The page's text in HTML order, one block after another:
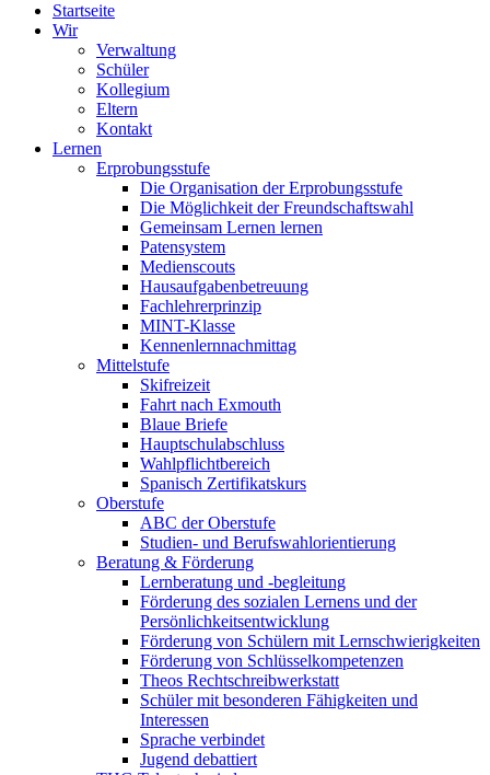
Startseite
Wir
Verwaltung
Schüler
Kollegium
Eltern
Kontakt
Lernen
Erprobungsstufe
Die Organisation der Erprobungsstufe
Die Möglichkeit der Freundschaftswahl
Gemeinsam Lernen lernen
Patensystem
Medienscouts
Hausaufgabenbetreuung
Fachlehrerprinzip
MINT-Klasse
Kennenlernnachmittag
Mittelstufe
Skifreizeit
Fahrt nach Exmouth
Blaue Briefe
Hauptschulabschluss
Wahlpflichtbereich
Spanisch Zertifikatskurs
Oberstufe
ABC der Oberstufe
Studien- und Berufswahlorientierung
Beratung & Förderung
Lernberatung und -begleitung
Förderung des sozialen Lernens und der
Persönlichkeitsentwicklung
Förderung von Schülern mit Lernschwierigkeiten
Förderung von Schlüsselkompetenzen
Theos Rechtschreibwerkstatt
Schüler mit besonderen Fähigkeiten und
Interessen
Sprache verbindet
Jugend debattiert